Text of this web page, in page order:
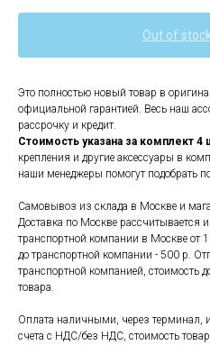
Out of
Это полностью новый товар в
официальной гарантией. Весь наш
рассрочку и кредит.
Стоимость указана за комплект 4
крепления и другие аксессуары в
наши менеджеры помогут подобрать
Самовывоз из склада в Москве и
Доставка по Москве рассчитывается
транспортной компании в Москве от
до транспортной компании - 500 р.
транспортной компанией, стоимость
товара.
Оплата наличными, через терминал,
счета с НДС/без НДС, стоимость